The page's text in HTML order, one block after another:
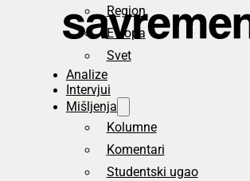
Region
Evropa
Svet
Analize
Intervjui
Mišljenja
Kolumne
Komentari
Studentski ugao